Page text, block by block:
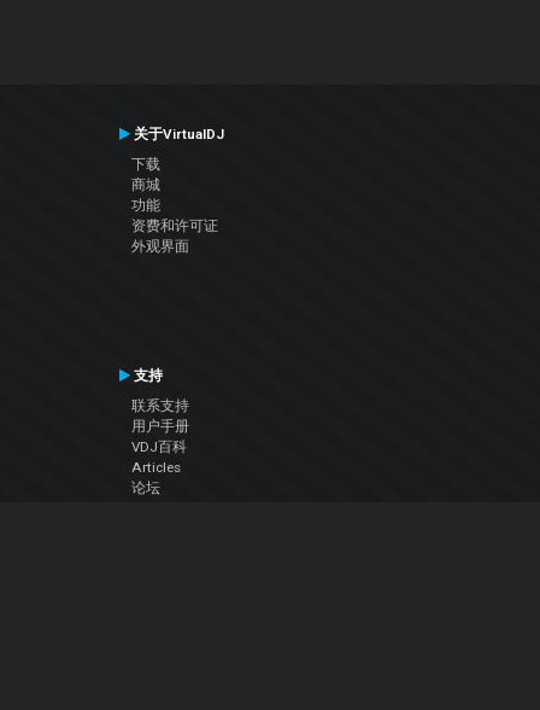
关于VirtualDJ
下载
商城
功能
资费和许可证
外观界面
支持
联系支持
用户手册
VDJ百科
Articles
论坛